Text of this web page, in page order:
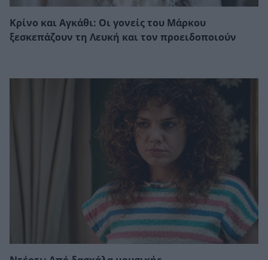
Κρίνο και Αγκάθι: Οι γονείς του Μάρκου
ξεσκεπάζουν τη Λευκή και τον προειδοποιούν